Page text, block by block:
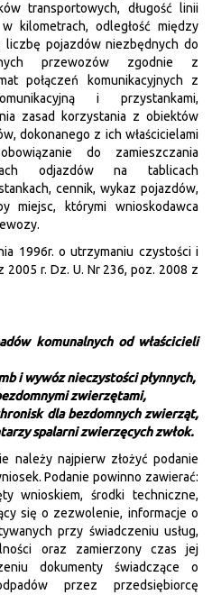
transportowych, długość linii
kilometrach, odległość między
liczbę pojazdów niezbędnych do
przewozów zgodnie z
połączeń komunikacyjnych z
i przystankami,
zasad korzystania z obiektów
dokonanego z ich właścicielami
do zamieszczania
odjazdów na tablicach
cennik, wykaz pojazdów,
miejsc, którymi wnioskodawca
1996r. o utrzymaniu czystości i
2005 r. Dz. U. Nr 236, poz. 2008 z
komunalnych od właścicieli
i wywóz nieczystości płynnych,
zwierzętami,
dla bezdomnych zwierząt,
spalarni zwierzęcych zwłok.
należy najpierw złożyć podanie
Podanie powinno zawierać:
wnioskiem, środki techniczne,
się o zezwolenie, informacje o
przy świadczeniu usług,
oraz zamierzony czas jej
dokumenty świadczące o
przez przedsiębiorcę